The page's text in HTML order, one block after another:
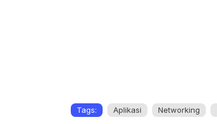
Tags: Aplikasi Networking